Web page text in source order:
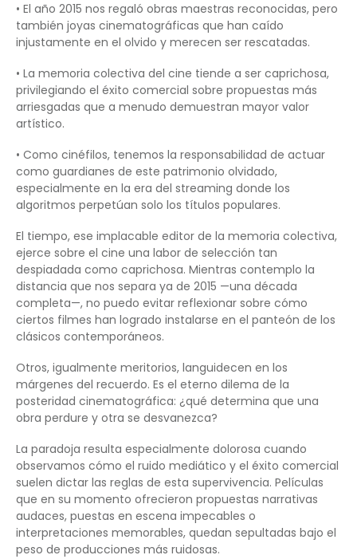
• El año 2015 nos regaló obras maestras reconocidas, pero
también joyas cinematográficas que han caído
injustamente en el olvido y merecen ser rescatadas.
• La memoria colectiva del cine tiende a ser caprichosa,
privilegiando el éxito comercial sobre propuestas más
arriesgadas que a menudo demuestran mayor valor
artístico.
• Como cinéfilos, tenemos la responsabilidad de actuar
como guardianes de este patrimonio olvidado,
especialmente en la era del streaming donde los
algoritmos perpetúan solo los títulos populares.
El tiempo, ese implacable editor de la memoria colectiva,
ejerce sobre el cine una labor de selección tan
despiadada como caprichosa. Mientras contemplo la
distancia que nos separa ya de 2015 —una década
completa—, no puedo evitar reflexionar sobre cómo
ciertos filmes han logrado instalarse en el panteón de los
clásicos contemporáneos.
Otros, igualmente meritorios, languidecen en los
márgenes del recuerdo. Es el eterno dilema de la
posteridad cinematográfica: ¿qué determina que una
obra perdure y otra se desvanezca?
La paradoja resulta especialmente dolorosa cuando
observamos cómo el ruido mediático y el éxito comercial
suelen dictar las reglas de esta supervivencia. Películas
que en su momento ofrecieron propuestas narrativas
audaces, puestas en escena impecables o
interpretaciones memorables, quedan sepultadas bajo el
peso de producciones más ruidosas.